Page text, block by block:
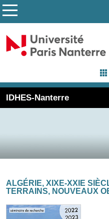
IDHES-Nanterre
ALGÉRIE, XIXE-XXIE
TERRAINS, NOUVEAUX